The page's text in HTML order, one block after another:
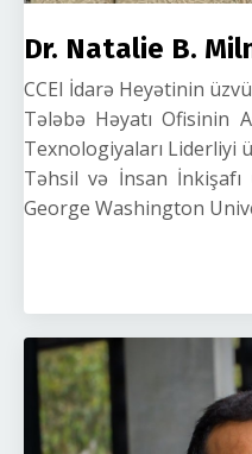
Dr. Natalie B.
CCEI İdarə Heyətinin üzvü
Tələbə Həyatı Ofisinin
Texnologiyaları Liderliyi
Təhsil və İnsan
George Washington